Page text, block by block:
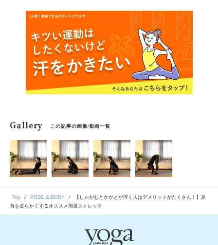
Gallery この記事の画像/動画一覧
Top POSE & BODY
【しゃがむとかかとが浮く人はデメリットがたくさん！】足
首を柔らかくするオススメ簡単ストレッチ